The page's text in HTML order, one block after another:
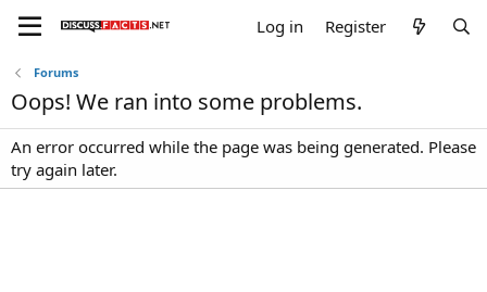
Log in Register
Forums
Oops! We ran into some problems.
An error occurred while the page was being generated. Please
try again later.